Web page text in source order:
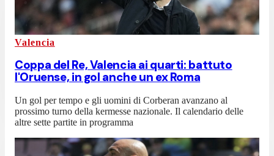
Valencia
Coppa del Re, Valencia ai quarti: battuto
l'Oruense, in gol anche un ex Roma
Un gol per tempo e gli uomini di Corberan avanzano al
prossimo turno della kermesse nazionale. Il calendario delle
altre sette partite in programma